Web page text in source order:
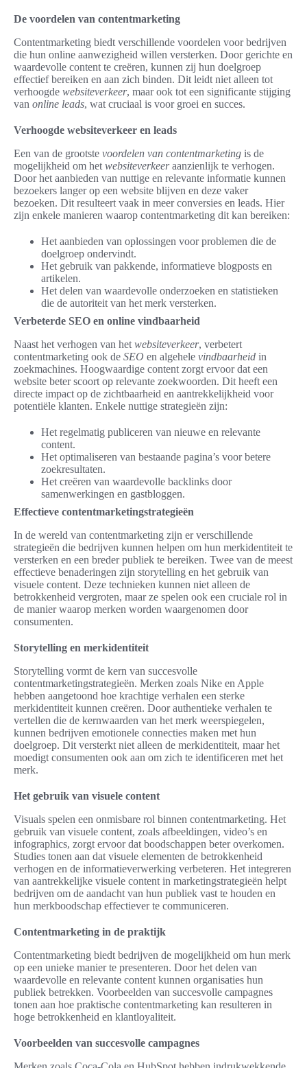
De voordelen van contentmarketing
Contentmarketing biedt verschillende voordelen voor bedrijven
die hun online aanwezigheid willen versterken. Door gerichte en
waardevolle content te creëren, kunnen zij hun doelgroep
effectief bereiken en aan zich binden. Dit leidt niet alleen tot
verhoogde websiteverkeer, maar ook tot een significante stijging
van online leads, wat cruciaal is voor groei en succes.
Verhoogde websiteverkeer en leads
Een van de grootste voordelen van contentmarketing is de
mogelijkheid om het websiteverkeeraanzienlijk te verhogen.
Door het aanbieden van nuttige en relevante informatie kunnen
bezoekers langer op een website blijven en deze vaker
bezoeken. Dit resulteert vaak in meer conversies en leads. Hier
zijn enkele manieren waarop contentmarketing dit kan bereiken:
Het aanbieden van oplossingen voor problemen die de
doelgroep ondervindt.
Het gebruik van pakkende, informatieve blogposts en
artikelen.
Het delen van waardevolle onderzoeken en statistieken
die de autoriteit van het merk versterken.
Verbeterde SEO en online vindbaarheid
Naast het verhogen van het websiteverkeer, verbetert
contentmarketing ook de SEO en algehele vindbaarheid in
zoekmachines. Hoogwaardige content zorgt ervoor dat een
website beter scoort op relevante zoekwoorden. Dit heeft een
directe impact op de zichtbaarheid en aantrekkelijkheid voor
potentiële klanten. Enkele nuttige strategieën zijn:
Het regelmatig publiceren van nieuwe en relevante
content.
Het optimaliseren van bestaande pagina’s voor betere
zoekresultaten.
Het creëren van waardevolle backlinks door
samenwerkingen en gastbloggen.
Effectieve contentmarketingstrategieën
In de wereld van contentmarketing zijn er verschillende
strategieën die bedrijven kunnen helpen om hun merkidentiteit te
versterken en een breder publiek te bereiken. Twee van de meest
effectieve benaderingen zijn storytelling en het gebruik van
visuele content. Deze technieken kunnen niet alleen de
betrokkenheid vergroten, maar ze spelen ook een cruciale rol in
de manier waarop merken worden waargenomen door
consumenten.
Storytelling en merkidentiteit
Storytelling vormt de kern van succesvolle
contentmarketingstrategieën. Merken zoals Nike en Apple
hebben aangetoond hoe krachtige verhalen een sterke
merkidentiteit kunnen creëren. Door authentieke verhalen te
vertellen die de kernwaarden van het merk weerspiegelen,
kunnen bedrijven emotionele connecties maken met hun
doelgroep. Dit versterkt niet alleen de merkidentiteit, maar het
moedigt consumenten ook aan om zich te identificeren met het
merk.
Het gebruik van visuele content
Visuals spelen een onmisbare rol binnen contentmarketing. Het
gebruik van visuele content, zoals afbeeldingen, video’s en
infographics, zorgt ervoor dat boodschappen beter overkomen.
Studies tonen aan dat visuele elementen de betrokkenheid
verhogen en de informatieverwerking verbeteren. Het integreren
van aantrekkelijke visuele content in marketingstrategieën helpt
bedrijven om de aandacht van hun publiek vast te houden en
hun merkboodschap effectiever te communiceren.
Contentmarketing in de praktijk
Contentmarketing biedt bedrijven de mogelijkheid om hun merk
op een unieke manier te presenteren. Door het delen van
waardevolle en relevante content kunnen organisaties hun
publiek betrekken. Voorbeelden van succesvolle campagnes
tonen aan hoe praktische contentmarketing kan resulteren in
hoge betrokkenheid en klantloyaliteit.
Voorbeelden van succesvolle campagnes